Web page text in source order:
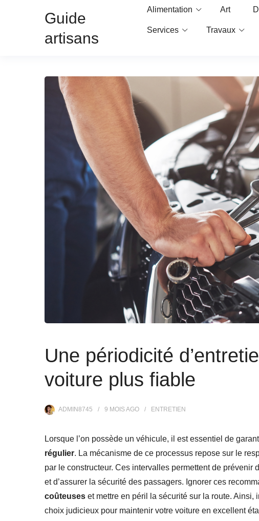
Guide
artisans
Alimentation Art
Services Travaux
Une périodicité
voiture plus fiable
ADMIN8745 9 MOISAGO ENTRETIEN
Lorsque l’on possède un véhicule, il est essentiel de
régulier. La mécanisme de ce processus repose sur le
par le constructeur. Ces intervalles permettent de prévenir
et d’assurer la sécurité des passagers. Ignorer ces
coûteuses et mettre en péril la sécurité sur la route. Ainsi,
choix judicieux pour maintenir votre voiture en excellent